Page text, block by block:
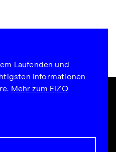
Laufenden und
Informationen
Mehr zum EIZO